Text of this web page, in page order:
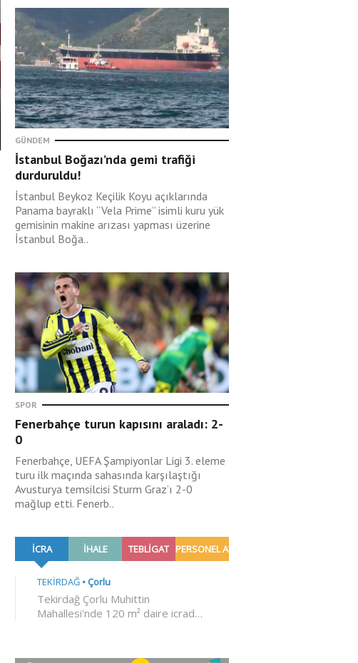
GÜNDEM
İstanbul Boğazı’nda gemi trafiği
durduruldu!
İstanbul Beykoz Keçilik Koyu açıklarında
Panama bayraklı “Vela Prime” isimli kuru yük
gemisinin makine arızası yapması üzerine
İstanbul Boğa..
SPOR
Fenerbahçe turun kapısını araladı: 2-
0
Fenerbahçe, UEFA Şampiyonlar Ligi 3. eleme
turu ilk maçında sahasında karşılaştığı
Avusturya temsilcisi Sturm Graz’ı 2-0
mağlup etti. Fenerb..